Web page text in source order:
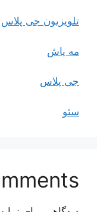
تلویزیون جی پلاس
مه پاش
جی پلاس
سئو